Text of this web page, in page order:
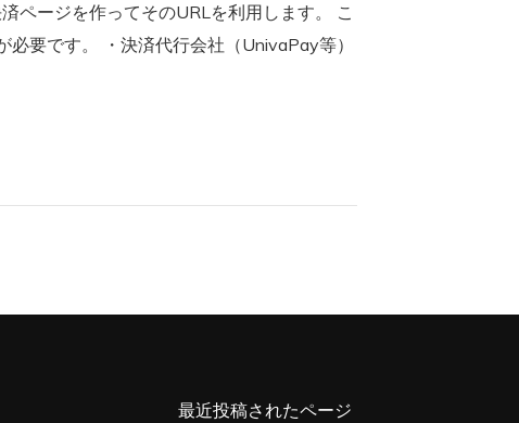
ページを作ってそのURLを利用します。 こ
要です。 ・決済代行会社（UnivaPay等）
最近投稿されたページ